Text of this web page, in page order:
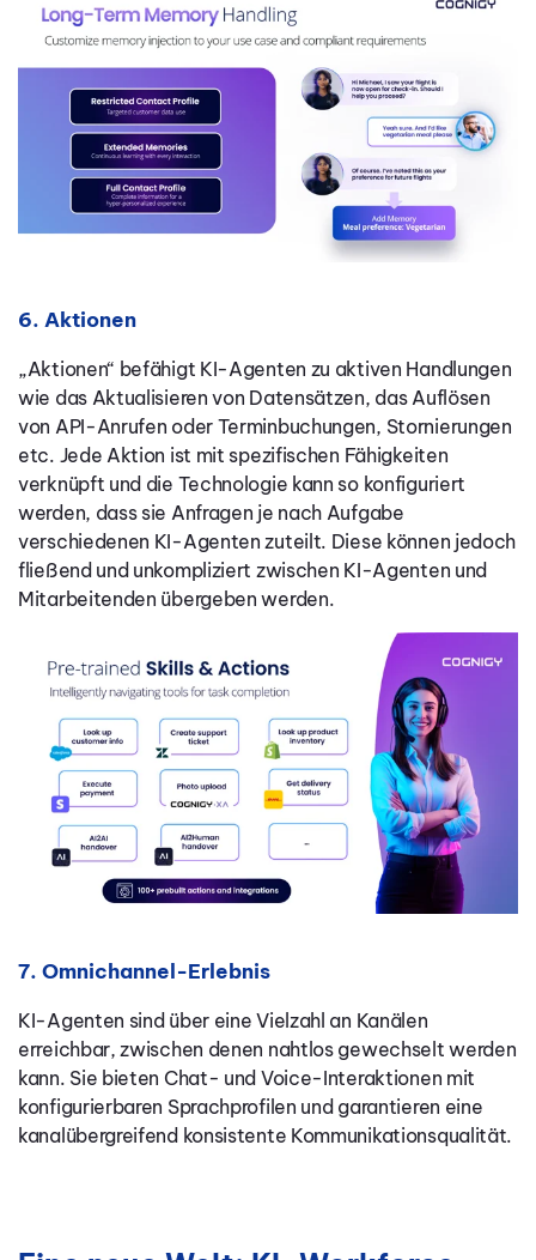
6. Aktionen
„Aktionen“ befähigt KI-Agenten zu aktiven Handlungen
wie das Aktualisieren von Datensätzen, das Auflösen
von API-Anrufen oder Terminbuchungen, Stornierungen
etc. Jede Aktion ist mit spezifischen Fähigkeiten
verknüpft und die Technologie kann so konfiguriert
werden, dass sie Anfragen je nach Aufgabe
verschiedenen KI-Agenten zuteilt. Diese können jedoch
fließend und unkompliziert zwischen KI-Agenten und
Mitarbeitenden übergeben werden.
7. Omnichannel-Erlebnis
KI-Agenten sind über eine Vielzahl an Kanälen
erreichbar, zwischen denen nahtlos gewechselt werden
kann. Sie bieten Chat- und Voice-Interaktionen mit
konfigurierbaren Sprachprofilen und garantieren eine
kanalübergreifend konsistente Kommunikationsqualität.